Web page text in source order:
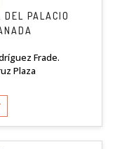
PALACIO
Frade.
Plaza